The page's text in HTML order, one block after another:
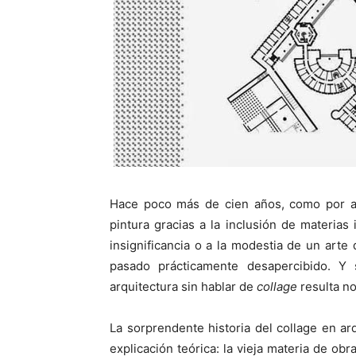
Hace poco más de cien años, como por
pintura gracias a la inclusión de
insignificancia o a la modestia de un arte
pasado prácticamente desapercibido.
arquitectura sin hablar de collage resulta
La sorprendente historia del collage en
explicación teórica: la vieja materia de